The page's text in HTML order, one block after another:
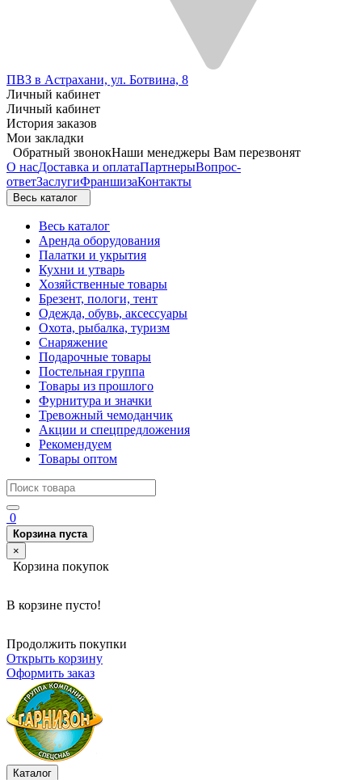
ПВЗ в Астрахани, ул. Ботвина, 8
Личный кабинет
Личный кабинет
История заказов
Мои закладки
Обратный звонокНаши менеджеры Вам перезвонят
О насДоставка и оплатаПартнерыВопрос-
ответЗаслугиФраншизаКонтакты
Весь каталог
Весь каталог
Аренда оборудования
Палатки и укрытия
Кухни и утварь
Хозяйственные товары
Брезент, пологи, тент
Одежда, обувь, аксессуары
Охота, рыбалка, туризм
Снаряжение
Подарочные товары
Постельная группа
Товары из прошлого
Фурнитура и значки
Тревожный чемоданчик
Акции и спецпредложения
Рекомендуем
Товары оптом
0
Корзина пуста
×
Корзина покупок
В корзине пусто!
Продолжить покупки
Открыть корзину
Оформить заказ
Каталог